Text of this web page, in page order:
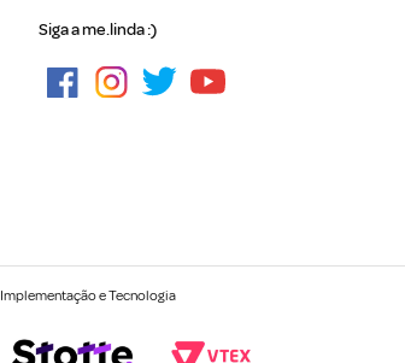
Siga a me.linda :)
Implementação e Tecnologia